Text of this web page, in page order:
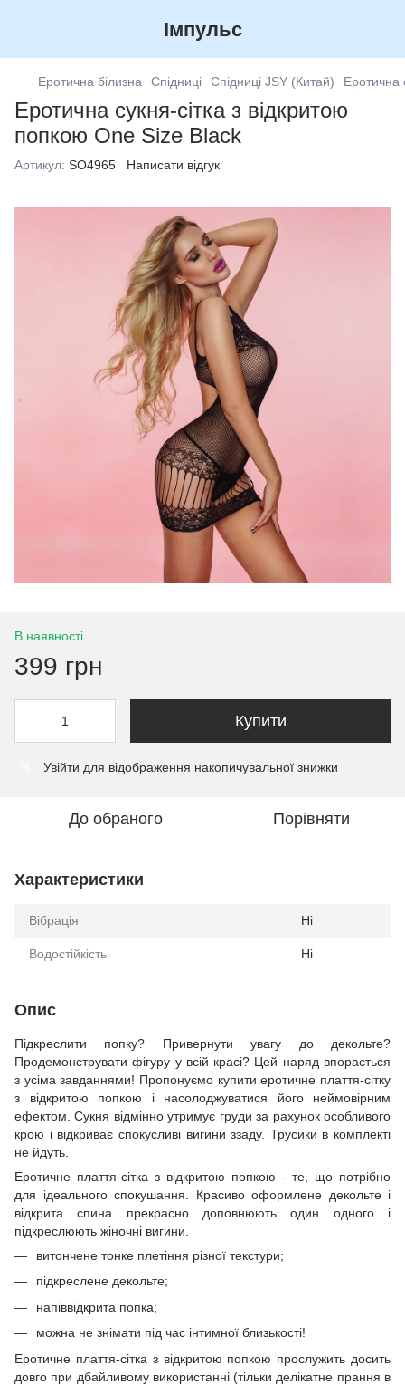
Імпульс
Еротична білизна Спідниці Спідниці JSY (Китай) Еротична
Еротична сукня-сітка з відкритою
попкою One Size Black
Артикул: SO4965 Написати відгук
В наявності
399 грн
Купити
Увійти для відображення накопичувальної знижки
До обраного Порівняти
Характеристики
Вібрація Ні
Водостійкість Ні
Опис
Підкреслити попку? Привернути увагу до декольте?
Продемонструвати фігуру у всій красі? Цей наряд впорається
з усіма завданнями! Пропонуємо купити еротичне плаття-сітку
з відкритою попкою і насолоджуватися його неймовірним
ефектом. Сукня відмінно утримує груди за рахунок особливого
крою і відкриває спокусливі вигини ззаду. Трусики в комплекті
не йдуть.
Еротичне плаття-сітка з відкритою попкою - те, що потрібно
для ідеального спокушання. Красиво оформлене декольте і
відкрита спина прекрасно доповнюють один одного і
підкреслюють жіночні вигини.
витончене тонке плетіння різної текстури;
підкреслене декольте;
напіввідкрита попка;
можна не знімати під час інтимної близькості!
Еротичне плаття-сітка з відкритою попкою прослужить досить
довго при дбайливому використанні (тільки делікатне прання в